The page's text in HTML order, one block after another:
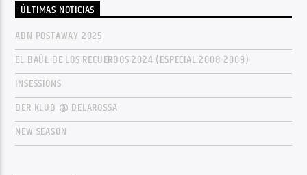
ÚLTIMAS NOTICIAS
ADN POSTAWAY 2025
EL BAÚL DE LOS RECUERDOS 2024 (ESPECIAL 2008-2009)
INSESSIONS
DER KLUB @ DELAROSSA
NEW SEASON